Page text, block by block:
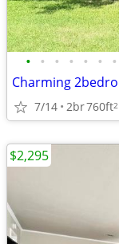
• • • • • • •
Charming
7/14 2br760ft2
$2,295